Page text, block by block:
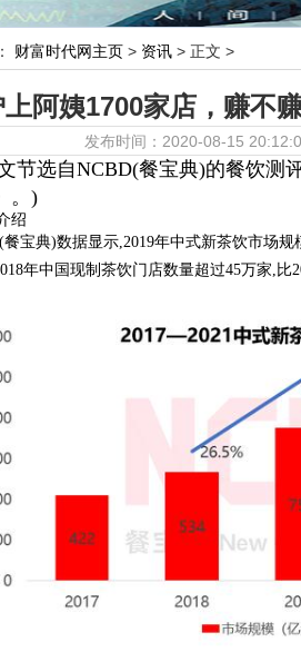
财富时代网主页 > 资讯 > 正文 >
阿姨1700家店，赚不
发布时间：2020-08-15
节选自NCBD(餐宝典)的餐饮测
。)
绍
餐宝典)数据显示,2019年中式新茶饮市场
年中国现制茶饮门店数量超过45万家,比